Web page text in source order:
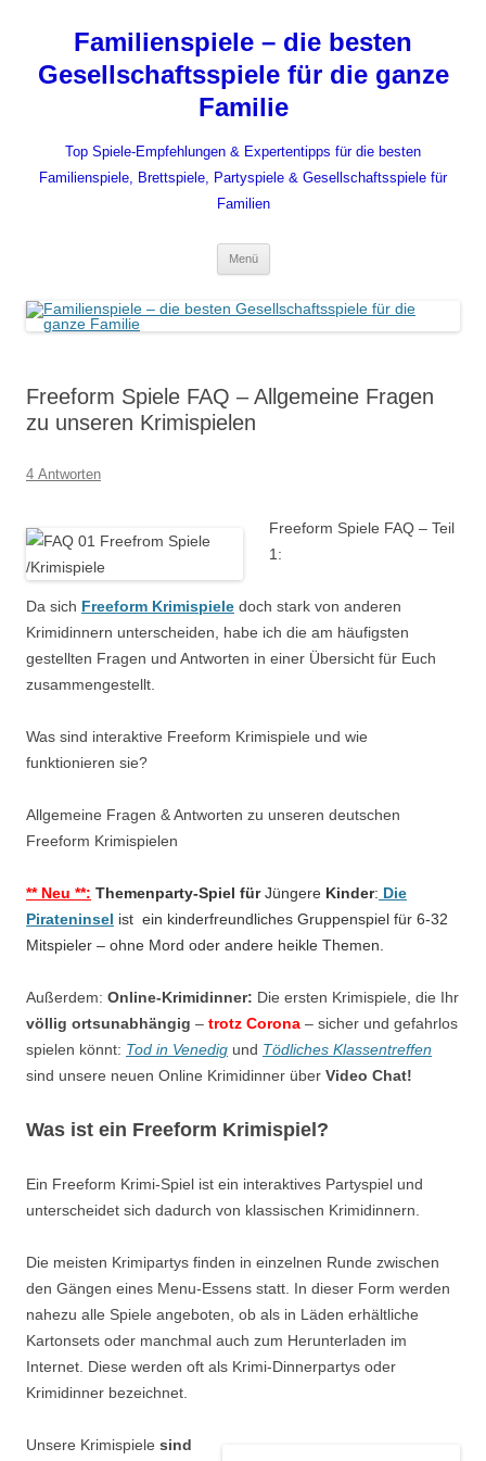
springenFamilienspiele – die besten
Gesellschaftsspiele für die ganze
Familie
Top Spiele-Empfehlungen & Expertentipps für die besten
Familienspiele, Brettspiele, Partyspiele & Gesellschaftsspiele für
Familien
Menü
Freeform Spiele FAQ – Allgemeine Fragen
zu unseren Krimispielen
4 Antworten
Freeform Spiele FAQ – Teil
1:
Da sich Freeform Krimispiele doch stark von anderen
Krimidinnern unterscheiden, habe ich die am häufigsten
gestellten Fragen und Antworten in einer Übersicht für Euch
zusammengestellt.
Was sind interaktive Freeform Krimispiele und wie
funktionieren sie?
Allgemeine Fragen & Antworten zu unseren deutschen
Freeform Krimispielen
** Neu **: Themenparty-Spiel fürJüngere Kinder: Die
Pirateninsel ist ein kinderfreundliches Gruppenspiel für 6-32
Mitspieler – ohne Mord oder andere heikle Themen.
Außerdem: Online-Krimidinner: Die ersten Krimispiele, die Ihr
völlig ortsunabhängig – trotz Corona – sicher und gefahrlos
spielen könnt: Tod in Venedig und Tödliches Klassentreffen
sind unsere neuen Online Krimidinner über Video Chat!
Was ist ein Freeform Krimispiel ?
Ein Freeform Krimi-Spiel ist ein interaktives Partyspiel und
unterscheidet sich dadurch von klassischen Krimidinnern.
Die meisten Krimipartys finden in einzelnen Runde zwischen
den Gängen eines Menu-Essens statt. In dieser Form werden
nahezu alle Spiele angeboten, ob als in Läden erhältliche
Kartonsets oder manchmal auch zum Herunterladen im
Internet. Diese werden oft als Krimi-Dinnerpartys oder
Krimidinner bezeichnet.
Unsere Krimispiele sind